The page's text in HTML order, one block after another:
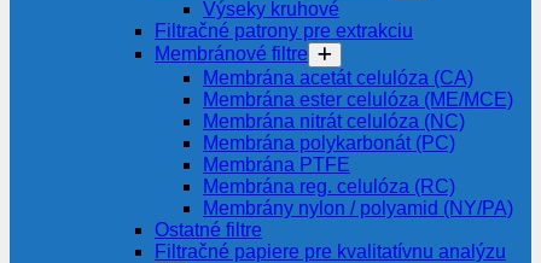
Výseky kruhové
Filtračné patrony pre extrakciu
Membránové filtre
Membrána acetát celulóza (CA)
Membrána ester celulóza (ME/MCE)
Membrána nitrát celulóza (NC)
Membrána polykarbonát (PC)
Membrána PTFE
Membrána reg. celulóza (RC)
Membrány nylon / polyamid (NY/PA)
Ostatné filtre
Filtračné papiere pre kvalitatívnu analýzu